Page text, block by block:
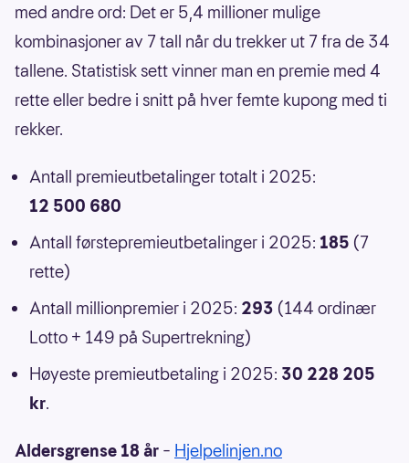
med andre ord: Det er 5,4 millioner mulige
kombinasjoner av 7 tall når du trekker ut 7 fra de 34
tallene. Statistisk sett vinner man en premie med 4
rette eller bedre i snitt på hver femte kupong med ti
rekker.
Antall premieutbetalinger totalt i 2025:
12 500 680
Antall førstepremieutbetalinger i 2025: 185 (7
rette)
Antall millionpremier i 2025: 293 (144 ordinær
Lotto + 149 på Supertrekning)
Høyeste premieutbetaling i 2025: 30 228 205
kr.
Aldersgrense 18 år – Hjelpelinjen.no